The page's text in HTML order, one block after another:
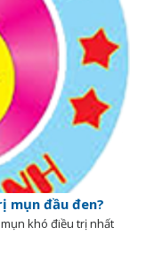
mụn đầu đen?
khó điều trị nhất